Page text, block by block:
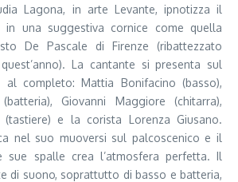
Lagona, in arte Levante, ipnotizza il
in una suggestiva cornice come quella
De Pascale di Firenze (ribattezzato
La cantante si presenta sul
completo: Mattia Bonifacino (basso),
Giovanni Maggiore (chitarra),
(tastiere) e la corista Lorenza Giusano.
nel suo muoversi sul palcoscenico e il
spalle crea l’atmosfera perfetta. Il
di suono, soprattutto di basso e batteria,